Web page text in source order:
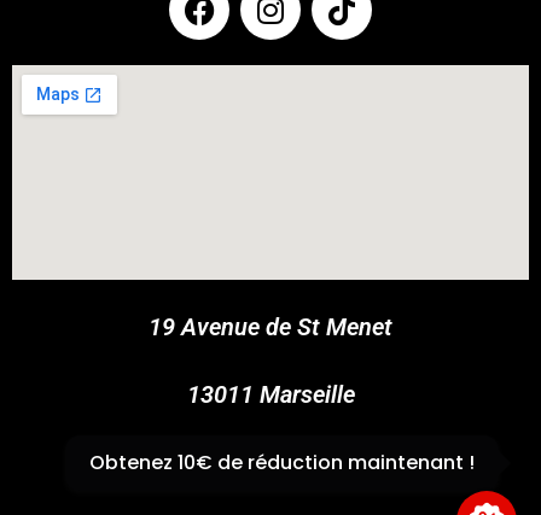
19 Avenue de St Menet
13011 Marseille
✆04 91 44 45 46
Obtenez 10€ de réduction maintenant !